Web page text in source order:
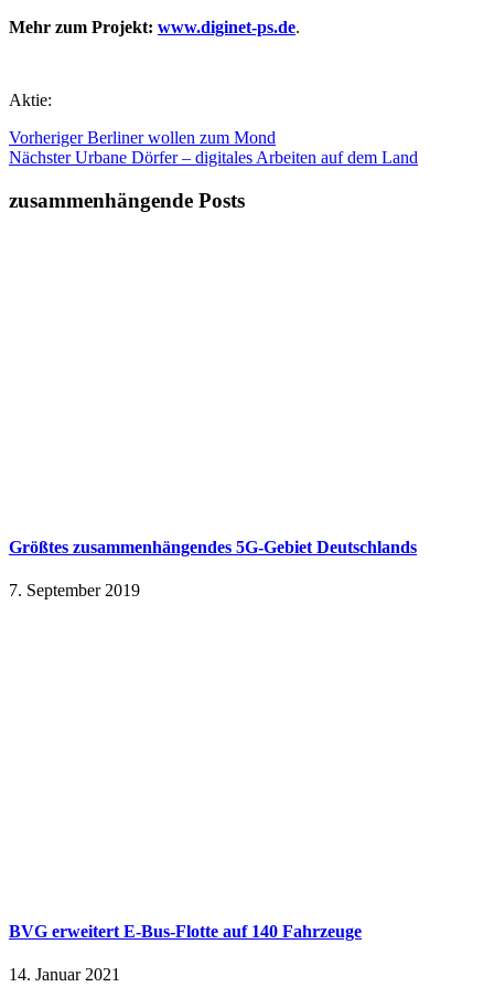
Mehr zum Projekt: www.diginet-ps.de.
Aktie:
Vorheriger Berliner wollen zum Mond
Nächster Urbane Dörfer – digitales Arbeiten auf dem Land
zusammenhängende Posts
Größtes zusammenhängendes 5G-Gebiet Deutschlands
7. September 2019
BVG erweitert E-Bus-Flotte auf 140 Fahrzeuge
14. Januar 2021